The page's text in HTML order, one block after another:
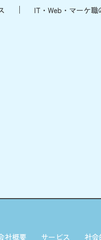
IT・Web・マーケ職
社概要 サービス 社会